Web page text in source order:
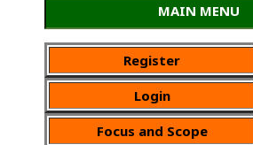
MAIN MENU
Register
Login
Focus and Scope